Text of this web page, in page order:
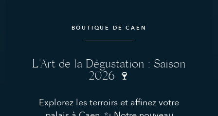
BIENVENUE AUX ACCORDS PARFAITS
Cave à vin et
Épicerie fineà
BOUTIQUE DE CAEN
L’Art de la Dégustation : Saison
2026 🍷
Explorez les terroirs et affinez votre